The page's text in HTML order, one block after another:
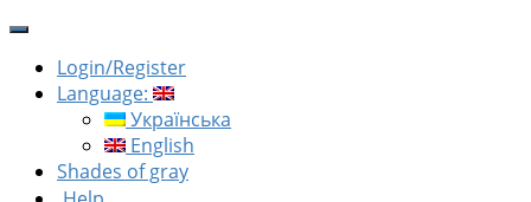
Login/Register
Language:
Українська
English
Shades of gray